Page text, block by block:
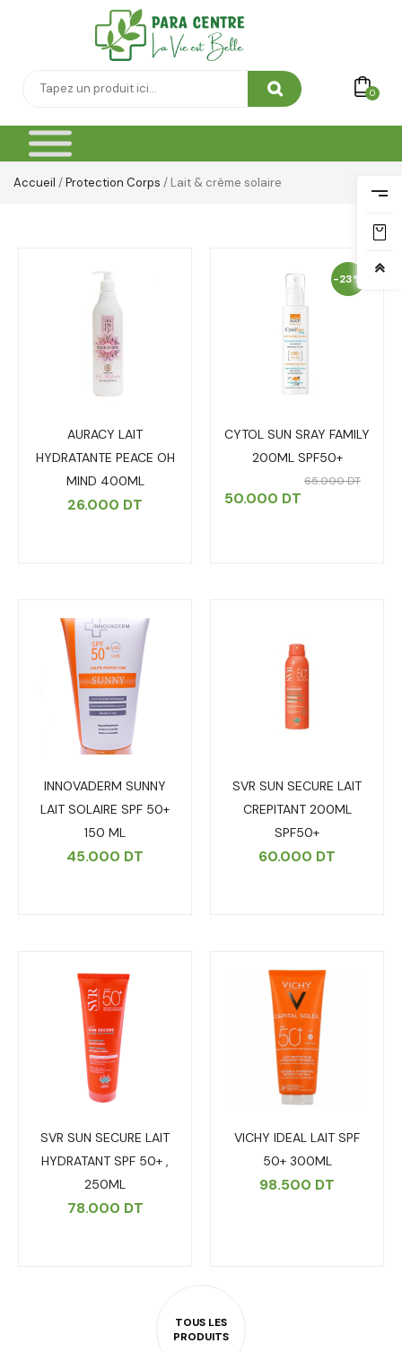
0
Accueil /Protection Corps / Lait & crème solaire
AURACY LAIT
HYDRATANTE PEACE OH
MIND 400ML
26.000 DT
-23%
CYTOL SUN SRAY FAMILY
200ML SPF50+
65.000DT
50.000 DT
INNOVADERM SUNNY
LAIT SOLAIRE SPF 50+
150 ML
45.000 DT
SVR SUN SECURE LAIT
CREPITANT 200ML
SPF50+
60.000 DT
SVR SUN SECURE LAIT
HYDRATANT SPF 50+ ,
250ML
78.000 DT
VICHY IDEAL LAIT SPF
50+ 300ML
98.500 DT